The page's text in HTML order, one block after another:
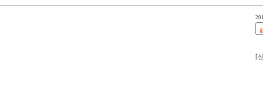
[